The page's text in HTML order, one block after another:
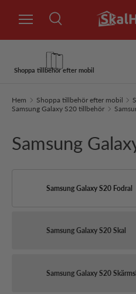
Hoppa till innehåll
Sök
Shoppa tillbehör efter mobil
Hem Shoppa tillbehör efter mobil
Samsung Galaxy S20 tillbehör
Samsung
Samsung Galaxy S20 Fodral
Samsung Galaxy S20 Skal
Samsung Galaxy S20